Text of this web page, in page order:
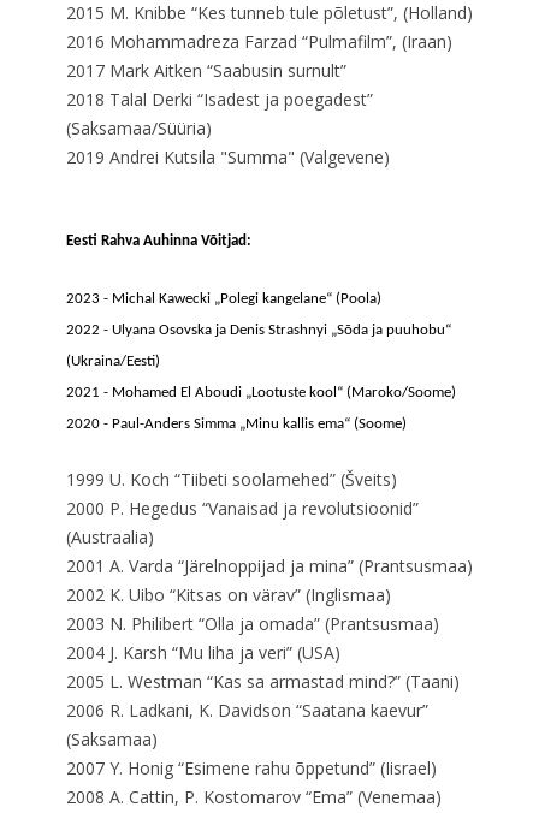
2015 M. Knibbe “Kes tunneb tule põletust”, (Holland)
2016 Mohammadreza Farzad “Pulmafilm”, (Iraan)
2017 Mark Aitken “Saabusin surnult”
2018 Talal Derki “Isadest ja poegadest”
(Saksamaa/Süüria)
2019 Andrei Kutsila "Summa" (Valgevene)
Eesti Rahva Auhinna Võitjad:
2023 - Michal Kawecki „Polegi kangelane“ (Poola)
2022 - Ulyana Osovska ja Denis Strashnyi „Sõda ja puuhobu“
(Ukraina/Eesti)
2021 - Mohamed El Aboudi „Lootuste kool“ (Maroko/Soome)
2020 - Paul-Anders Simma „Minu kallis ema“ (Soome)
1999 U. Koch “Tiibeti soolamehed” (Šveits)
2000 P. Hegedus “Vanaisad ja revolutsioonid”
(Austraalia)
2001 A. Varda “Järelnoppijad ja mina” (Prantsusmaa)
2002 K. Uibo “Kitsas on värav” (Inglismaa)
2003 N. Philibert “Olla ja omada” (Prantsusmaa)
2004 J. Karsh “Mu liha ja veri” (USA)
2005 L. Westman “Kas sa armastad mind?” (Taani)
2006 R. Ladkani, K. Davidson “Saatana kaevur”
(Saksamaa)
2007 Y. Honig “Esimene rahu õppetund” (Iisrael)
2008 A. Cattin, P. Kostomarov “Ema” (Venemaa)